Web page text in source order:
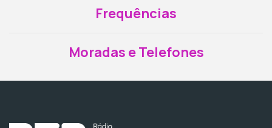
Frequências
Moradas e Telefones